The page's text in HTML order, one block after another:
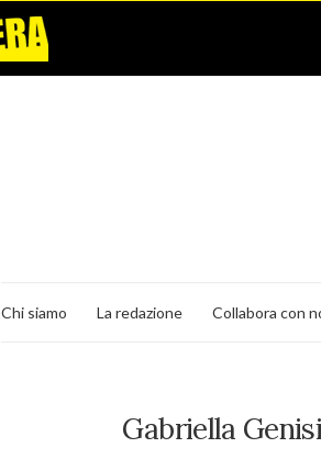
Chi siamo La redazione Collabora con
Gabriella